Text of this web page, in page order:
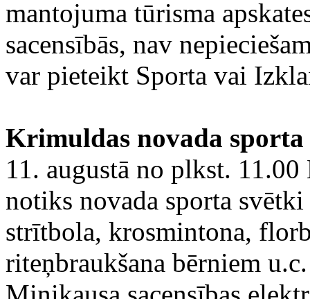
mantojuma tūrisma
sacensībās, nav
var pieteikt Sporta vai
Krimuldas novada sporta
11. augustā no plkst.
notiks novada sporta
strītbola, krosmintona,
riteņbraukšana bērniem